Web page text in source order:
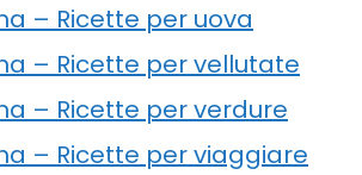
– Ricette per uova
– Ricette per vellutate
– Ricette per verdure
– Ricette per viaggiare